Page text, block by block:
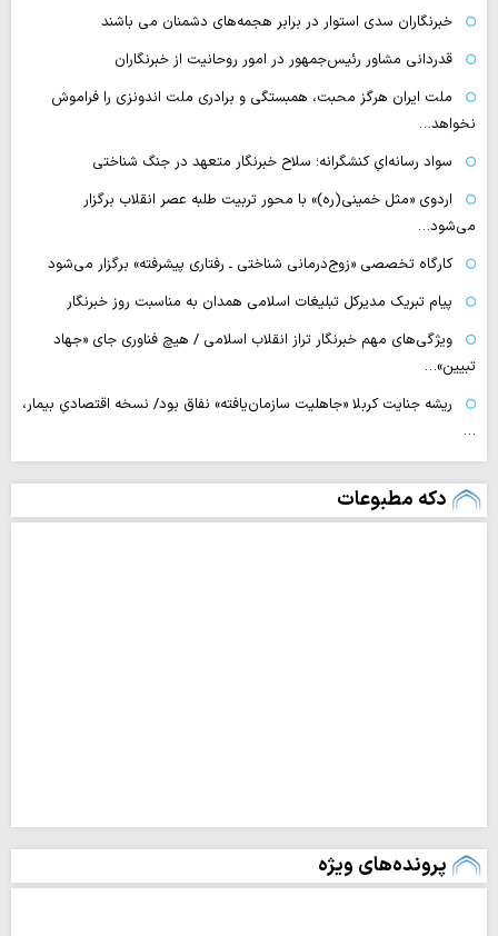
خبرنگاران سدی استوار در برابر هجمه‌های دشمنان می باشند
قدردانی مشاور رئیس‌جمهور در امور روحانیت از خبرنگاران
ملت ایران هرگز محبت، همبستگی و برادری ملت اندونزی را فراموش
نخواهد…
سواد رسانه‌ایِ کنشگرانه؛ سلاح خبرنگار متعهد در جنگ شناختی
اردوی «مثل خمینی(ره)» با محور تربیت طلبه عصر انقلاب برگزار
می‌شود…
کارگاه تخصصی «زوج‌درمانی شناختی ـ رفتاری پیشرفته» برگزار می‌شود
پیام تبریک مدیرکل تبلیغات اسلامی همدان به مناسبت روز خبرنگار
ویژگی‌های مهم خبرنگار تراز انقلاب اسلامی / هیچ فناوری‌ جای «جهاد
تبیین»…
ریشه جنایت کربلا «جاهلیت سازمان‌یافته» نفاق بود/ نسخه اقتصادیِ بیمار،
…
دکه مطبوعات
پرونده‌های ویژه